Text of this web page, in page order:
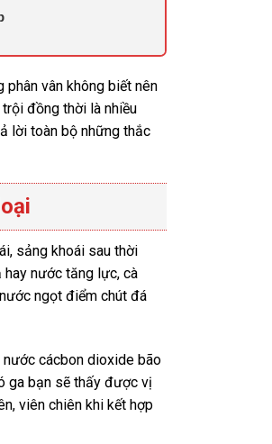
vân không biết nên
đồng thời là nhiều
lời toàn bộ những thắc
sảng khoái sau thời
hay nước tăng lực, cà
ngọt điểm chút đá
cácbon dioxide bão
ga bạn sẽ thấy được vị
viên chiên khi kết hợp